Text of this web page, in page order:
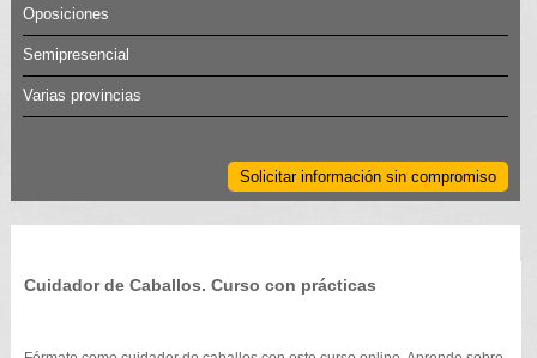
Oposiciones
Semipresencial
Varias provincias
Solicitar información sin compromiso
Cuidador de Caballos. Curso con prácticas